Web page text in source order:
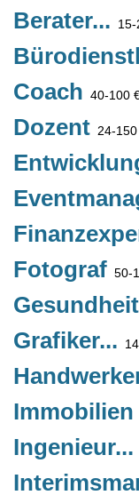
Berater... 15-
Coach 40-100
Dozent 24-
Fotograf 50-
Grafiker...
Immobilien
Ingenieur...